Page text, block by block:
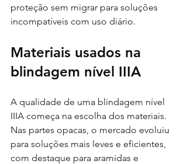
proteção sem migrar para soluções
incompatíveis com uso diário.
Materiais usados na
blindagem nível IIIA
A qualidade de uma blindagem nível
IIIA começa na escolha dos materiais.
Nas partes opacas, o mercado evoluiu
para soluções mais leves e eficientes,
com destaque para aramidas e